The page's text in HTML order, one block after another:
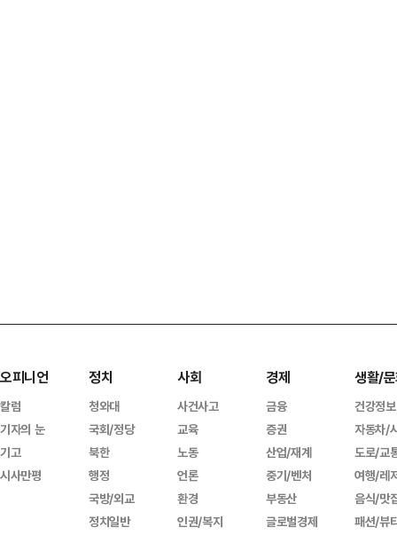
오피니언
칼럼
기자의 눈
기고
시사만평
정치
청와대
국회/정당
북한
행정
국방/외교
정치일반
사회
사건사고
교육
노동
언론
환경
인권/복지
경제
금융
증권
산업/재계
중기/벤처
부동산
글로벌경제
생활/
건강정보
자동차/
도로/교
여행/레
음식/맛
패션/뷰